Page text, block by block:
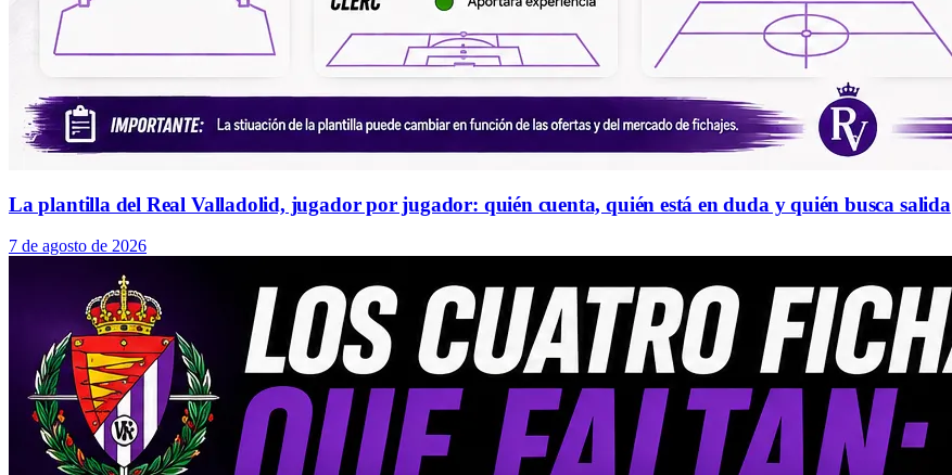
La plantilla del Real Valladolid, jugador por jugador: quién cuenta, quién está en duda y quién busca salida
7 de agosto de 2026